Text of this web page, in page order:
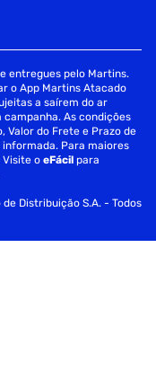
entregues pelo Martins.
o App Martins Atacado
a saírem do ar
As condições
Valor do Frete e Prazo de
Para maiores
Visite oeFácil para
Distribuição S.A. - Todos